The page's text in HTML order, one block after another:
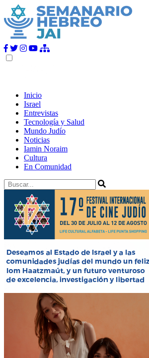
Inicio
Israel
Entrevistas
Tecnología y Salud
Mundo Judío
Noticias
Iamin Noraim
Cultura
En Comunidad